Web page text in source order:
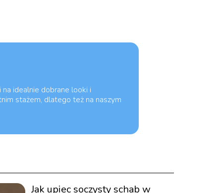
na idealnie dobrane looki i
stażem, dlatego też na naszym
Jak upiec soczysty schab w